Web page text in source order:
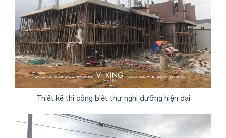
Thiết kế thi công biệt thự nghỉ dưỡng hiện đại